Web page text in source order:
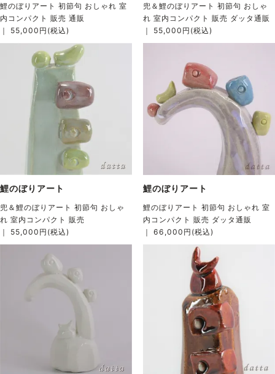
鯉のぼりアート 初節句 おしゃれ 室
内コンパクト 販売 通販
｜ 55,000円(税込)
兜＆鯉のぼりアート 初節句 おしゃ
れ 室内コンパクト 販売 ダッタ通販
｜ 55,000円(税込)
鯉のぼりアート
兜＆鯉のぼりアート 初節句 おしゃ
れ 室内コンパクト 販売
｜ 55,000円(税込)
鯉のぼりアート
鯉のぼりアート 初節句 おしゃれ 室
内コンパクト 販売 ダッタ通販
｜ 66,000円(税込)